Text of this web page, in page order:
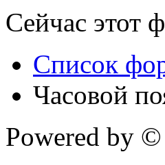
Сейчас этот
Список
Часовой
Powered by